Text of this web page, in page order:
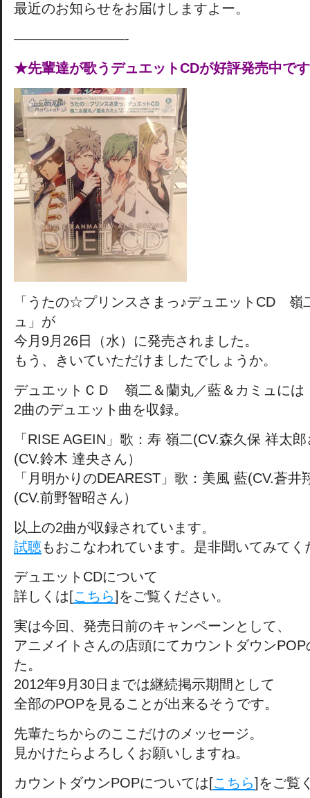
最近のお知らせをお届けしますよー。
————————-
★先輩達が歌うデュエットCDが好評発売中で
「うたの☆プリンスさまっ♪デュエットCD 嶺
ュ」が
今月9月26日（水）に発売されました。
もう、きいていただけましたでしょうか。
デュエットＣＤ 嶺二＆蘭丸／藍＆カミュには
2曲のデュエット曲を収録。
「RISE AGEIN」歌：寿 嶺二(CV.森久保 祥太
(CV.鈴木 達央さん）
「月明かりのDEAREST」歌：美風 藍(CV.蒼
(CV.前野智昭さん）
以上の2曲が収録されています。
試聴もおこなわれています。是非聞いてみてく
デュエットCDについて
詳しくは[こちら]をご覧ください。
実は今回、発売日前のキャンペーンとして、
アニメイトさんの店頭にてカウントダウン
た。
2012年9月30日までは継続掲示期間として
全部のPOPを見ることが出来るそうです。
先輩たちからのここだけのメッセージ。
見かけたらよろしくお願いしますね。
カウントダウンPOPについては[こちら]をご覧